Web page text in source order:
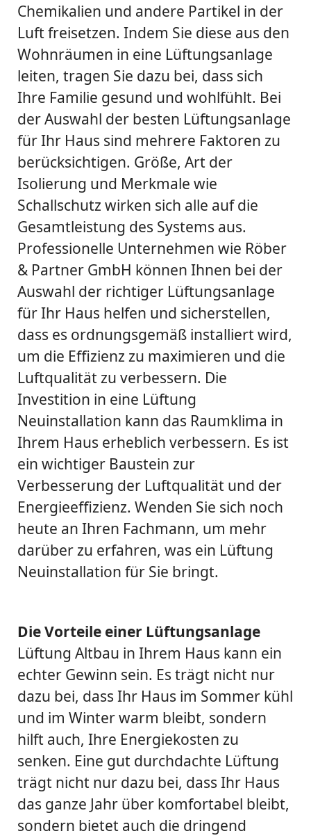
Chemikalien und andere Partikel in der
Luft freisetzen. Indem Sie diese aus den
Wohnräumen in eine Lüftungsanlage
leiten, tragen Sie dazu bei, dass sich
Ihre Familie gesund und wohlfühlt. Bei
der Auswahl der besten Lüftungsanlage
für Ihr Haus sind mehrere Faktoren zu
berücksichtigen. Größe, Art der
Isolierung und Merkmale wie
Schallschutz wirken sich alle auf die
Gesamtleistung des Systems aus.
Professionelle Unternehmen wie Röber
& Partner GmbH können Ihnen bei der
Auswahl der richtiger Lüftungsanlage
für Ihr Haus helfen und sicherstellen,
dass es ordnungsgemäß installiert wird,
um die Effizienz zu maximieren und die
Luftqualität zu verbessern. Die
Investition in eine Lüftung
Neuinstallation kann das Raumklima in
Ihrem Haus erheblich verbessern. Es ist
ein wichtiger Baustein zur
Verbesserung der Luftqualität und der
Energieeffizienz. Wenden Sie sich noch
heute an Ihren Fachmann, um mehr
darüber zu erfahren, was ein Lüftung
Neuinstallation für Sie bringt.
Die Vorteile einer Lüftungsanlage
Lüftung Altbau in Ihrem Haus kann ein
echter Gewinn sein. Es trägt nicht nur
dazu bei, dass Ihr Haus im Sommer kühl
und im Winter warm bleibt, sondern
hilft auch, Ihre Energiekosten zu
senken. Eine gut durchdachte Lüftung
trägt nicht nur dazu bei, dass Ihr Haus
das ganze Jahr über komfortabel bleibt,
sondern bietet auch die dringend